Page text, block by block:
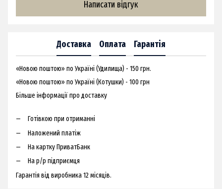
Написати відгук
Доставка Оплата Гарантія
«Новою поштою» по Україні (Удилища) - 150 грн.
«Новою поштою» по Україні (Котушки) - 100 грн
Більше інформації про доставку
Готівкою при отриманні
Наложений платіж
На картку ПриватБанк
На р/р підприємця
Гарантія від виробника 12 місяців.